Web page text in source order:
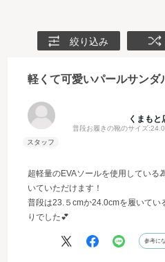
絞り込み
軽くて可愛いパールサンダ
くまも
普段お履きの靴のサイズ:
超軽量のEVAソールを使用している
いていただけます！
普段は23.５cmか24.0cmを履いてい
りでした💕
参考に